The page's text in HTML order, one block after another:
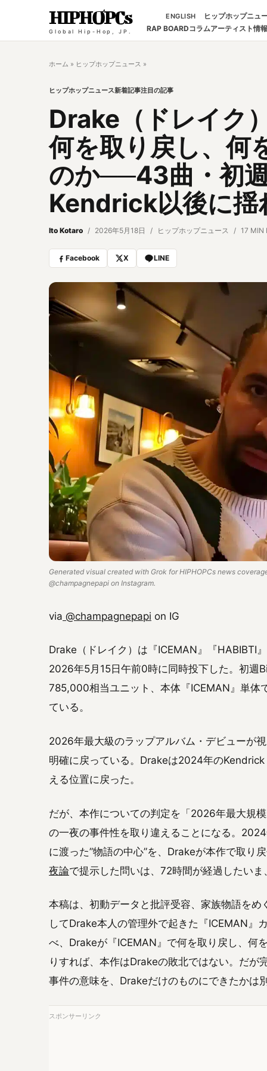
HIPHOPCs
Global Hip-Hop, JP.
ENGLISH
ヒップホップニュ
RAP BOARDコラムアーティスト情報
ホーム » ヒップホップニュース »
ヒップホップニュース新着記事注目の記事
Drake（ドレイク
何を取り戻し、何
のか──43曲・初
Kendrick以後に揺
Ito Kotaro 2026年5月18日 ヒップホップニュース 17 MIN
Facebook X LINE
Generated visual created with Grok for HIPHOPCs news
@champagnepapi on Instagram.
via @champagnepapi on IG
Drake（ドレイク）は『ICEMAN』『HABIBTI
2026年5月15日午前0時に同時投下した。初
785,000相当ユニット、本体『ICEMAN』単
ている。
2026年最大級のラップアルバム・デビューが
明確に戻っている。Drakeは2024年の
える位置に戻った。
だが、本作についての判定を「2026年最大規
の一夜の事件性を取り違えることになる。
に渡った”物語の中心”を、Drakeが本作で取り
夜論で提示した問いは、72時間が経過したい
本稿は、初動データと批評受容、家族物語を
してDrake本人の管理外で起きた『ICEMAN』
べ、Drakeが『ICEMAN』で何を取り戻し、何
りすれば、本作はDrakeの敗北ではない。だ
事件の意味を、Drakeだけのものにできたかは
スポンサーリンク